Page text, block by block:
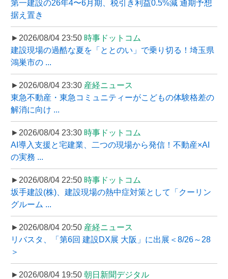
第一建設の26年4〜6月期、税引き利益0.5%減 通期予想
据え置き
►2026/08/04 23:50 時事ドットコム
建設現場の過酷な夏を「ととのい」で乗り切る！埼玉県
鴻巣市の ...
►2026/08/04 23:30 産経ニュース
東急不動産・東急コミュニティーがこどもの体験格差の
解消に向け ...
►2026/08/04 23:30 時事ドットコム
AI導入支援と宅建業、二つの現場から発信！不動産×AI
の実務 ...
►2026/08/04 22:50 時事ドットコム
坂手建設(株)、建設現場の熱中症対策として「クーリン
グルーム ...
►2026/08/04 20:50 産経ニュース
リバスタ、「第6回 建設DX展 大阪」に出展＜8/26～28
＞
►2026/08/04 19:50 朝日新聞デジタル